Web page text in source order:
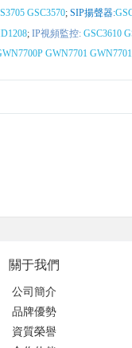
GSC3570; SIP揚聲器:
; IP視頻監控: GSC3610
GWN7701
關于我們
公司簡介
品牌優勢
資質榮譽